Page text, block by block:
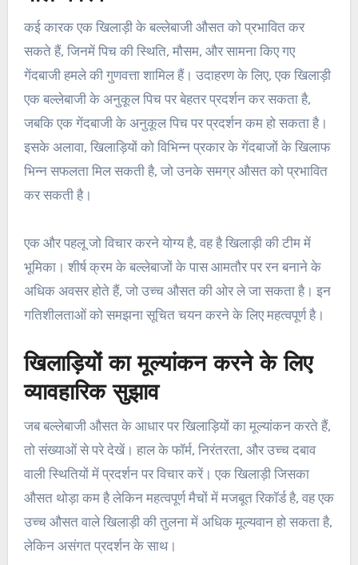
कई कारक एक खिलाड़ी के बल्लेबाजी औसत को प्रभावित कर
सकते हैं, जिनमें पिच की स्थिति, मौसम, और सामना किए गए
गेंदबाजी हमले की गुणवत्ता शामिल हैं। उदाहरण के लिए, एक खिलाड़ी
एक बल्लेबाजी के अनुकूल पिच पर बेहतर प्रदर्शन कर सकता है,
जबकि एक गेंदबाजी के अनुकूल पिच पर प्रदर्शन कम हो सकता है।
इसके अलावा, खिलाड़ियों को विभिन्न प्रकार के गेंदबाजों के खिलाफ
भिन्न सफलता मिल सकती है, जो उनके समग्र औसत को प्रभावित
कर सकती है।
एक और पहलू जो विचार करने योग्य है, वह है खिलाड़ी की टीम में
भूमिका। शीर्ष क्रम के बल्लेबाजों के पास आमतौर पर रन बनाने के
अधिक अवसर होते हैं, जो उच्च औसत की ओर ले जा सकता है। इन
गतिशीलताओं को समझना सूचित चयन करने के लिए महत्वपूर्ण है।
खिलाड़ियों का मूल्यांकन करने के लिए
व्यावहारिक सुझाव
जब बल्लेबाजी औसत के आधार पर खिलाड़ियों का मूल्यांकन करते हैं,
तो संख्याओं से परे देखें। हाल के फॉर्म, निरंतरता, और उच्च दबाव
वाली स्थितियों में प्रदर्शन पर विचार करें। एक खिलाड़ी जिसका
औसत थोड़ा कम है लेकिन महत्वपूर्ण मैचों में मजबूत रिकॉर्ड है, वह एक
उच्च औसत वाले खिलाड़ी की तुलना में अधिक मूल्यवान हो सकता है,
लेकिन असंगत प्रदर्शन के साथ।